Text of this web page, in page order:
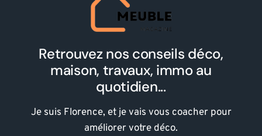
Retrouvez nos conseils déco,
maison, travaux, immo au
quotidien...
Je suis Florence, et je vais vous coacher pour
améliorer votre déco.